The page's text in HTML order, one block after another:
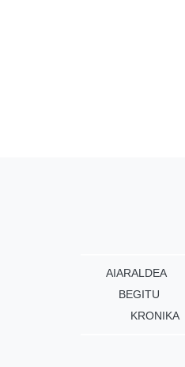
AIARALDEA
BEGITU
KRONIKA